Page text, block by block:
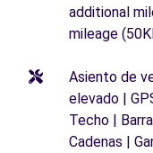
additional
mileage
Asiento de
elevado |
Techo |
Cadenas |